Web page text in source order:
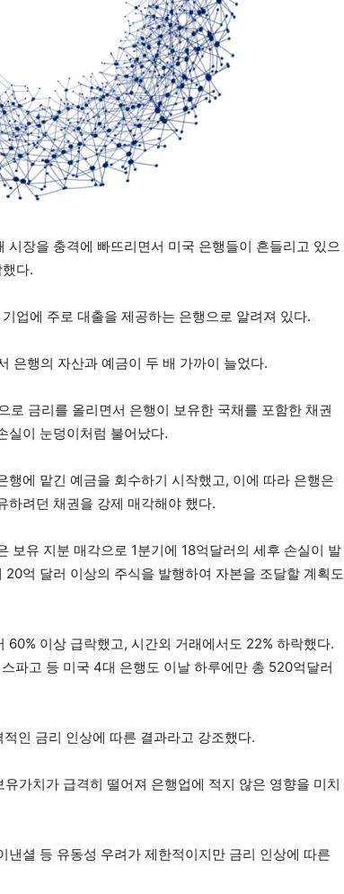
장을 충격에 빠뜨리면서 미국 은행들이 흔들리고 있으
다.
업에 주로 대출을 제공하는 은행으로 알려져 있다.
은행의 자산과 예금이 두 배 가까이 늘었다.
로 금리를 올리면서 은행이 보유한 국채를 포함한 채권
실이 눈덩이처럼 불어났다.
에 맡긴 예금을 회수하기 시작했고, 이에 따라 은행은
하려던 채권을 강제 매각해야 했다.
보유 지분 매각으로 1분기에 18억달러의 세후 손실이 발
억 달러 이상의 주식을 발행하여 자본을 조달할 계획도
이상 급락했고, 시간외 거래에서도 22% 하락했다.
파고 등 미국 4대 은행도 이날 하루에만 총 520억달러
인 금리 인상에 따른 결과라고 강조했다.
가치가 급격히 떨어져 은행업에 적지 않은 영향을 미치
셜 등 유동성 우려가 제한적이지만 금리 인상에 따른